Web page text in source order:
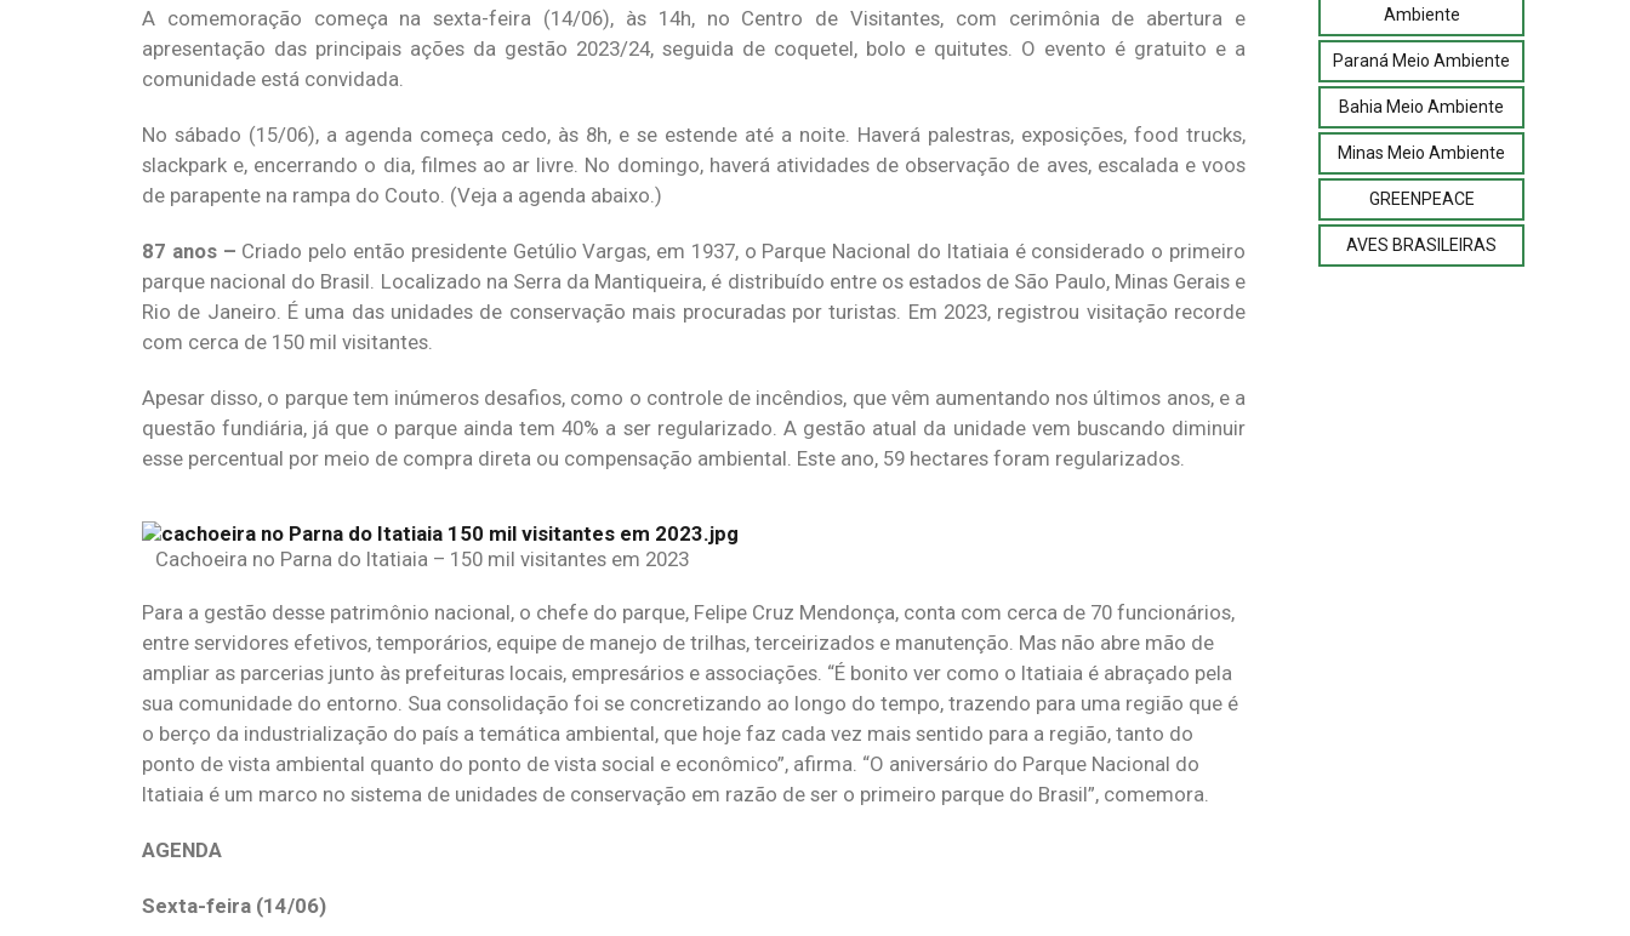
A comemoração começa na sexta-feira (14/06), às 14h, no Centro de Visitantes, com cerimônia de abertura e
apresentação das principais ações da gestão 2023/24, seguida de coquetel, bolo e quitutes. O evento é gratuito e a
comunidade está convidada.
No sábado (15/06), a agenda começa cedo, às 8h, e se estende até a noite. Haverá palestras, exposições, food trucks,
slackpark e, encerrando o dia, filmes ao ar livre. No domingo, haverá atividades de observação de aves, escalada e voos
de parapente na rampa do Couto. (Veja a agenda abaixo.)
87 anos – Criado pelo então presidente Getúlio Vargas, em 1937, o Parque Nacional do Itatiaia é considerado o primeiro
parque nacional do Brasil. Localizado na Serra da Mantiqueira, é distribuído entre os estados de São Paulo, Minas Gerais e
Rio de Janeiro. É uma das unidades de conservação mais procuradas por turistas. Em 2023, registrou visitação recorde
com cerca de 150 mil visitantes.
Apesar disso, o parque tem inúmeros desafios, como o controle de incêndios, que vêm aumentando nos últimos anos, e a
questão fundiária, já que o parque ainda tem 40% a ser regularizado. A gestão atual da unidade vem buscando diminuir
esse percentual por meio de compra direta ou compensação ambiental. Este ano, 59 hectares foram regularizados.
Cachoeira no Parna do Itatiaia – 150 mil visitantes em 2023
Para a gestão desse patrimônio nacional, o chefe do parque, Felipe Cruz Mendonça, conta com cerca de 70 funcionários,
entre servidores efetivos, temporários, equipe de manejo de trilhas, terceirizados e manutenção. Mas não abre mão de
ampliar as parcerias junto às prefeituras locais, empresários e associações. “É bonito ver como o Itatiaia é abraçado pela
sua comunidade do entorno. Sua consolidação foi se concretizando ao longo do tempo, trazendo para uma região que é
o berço da industrialização do país a temática ambiental, que hoje faz cada vez mais sentido para a região, tanto do
ponto de vista ambiental quanto do ponto de vista social e econômico”, afirma. “O aniversário do Parque Nacional do
Itatiaia é um marco no sistema de unidades de conservação em razão de ser o primeiro parque do Brasil”, comemora.
AGENDA
Sexta-feira (14/06)
Ambiente
Paraná Meio Ambiente
Bahia Meio Ambiente
Minas Meio Ambiente
GREENPEACE
AVES BRASILEIRAS